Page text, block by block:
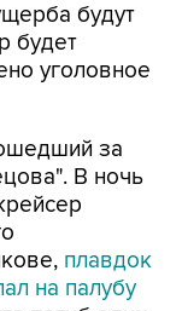
будут
будет
уголовное
за
В ночь
плавдок
на палубу